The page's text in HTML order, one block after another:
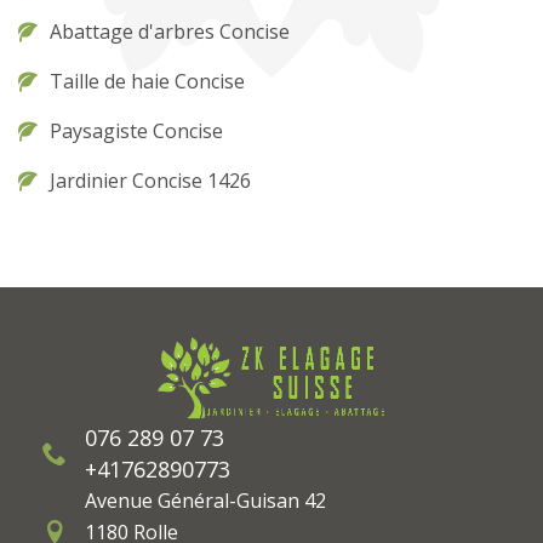
Abattage d'arbres Concise
Taille de haie Concise
Paysagiste Concise
Jardinier Concise 1426
076 289 07 73
+41762890773
Avenue Général-Guisan 42
1180 Rolle